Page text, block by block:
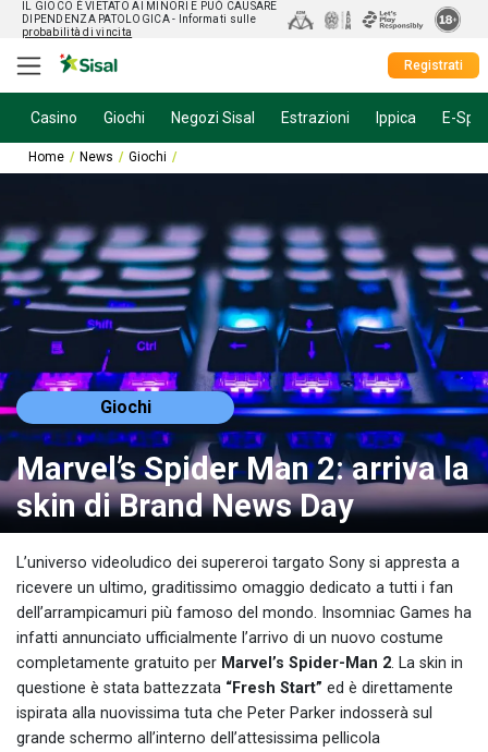
IL GIOCO È VIETATO AI MINORI E PUÒ CAUSARE
DIPENDENZA PATOLOGICA - Informati sulle
probabilità di vincita
Registrati
Casino Giochi Negozi Sisal Estrazioni Ippica E-
Home News Giochi
Giochi
Marvel’s Spider Man 2: arriva la
skin di Brand News Day
L’universo videoludico dei supereroi targato Sony si appresta a
ricevere un ultimo, graditissimo omaggio dedicato a tutti i fan
dell’arrampicamuri più famoso del mondo. Insomniac Games ha
infatti annunciato ufficialmente l’arrivo di un nuovo costume
completamente gratuito per Marvel’s Spider-Man 2. La skin in
questione è stata battezzata “Fresh Start” ed è direttamente
ispirata alla nuovissima tuta che Peter Parker indosserà sul
grande schermo all’interno dell’attesissima pellicola